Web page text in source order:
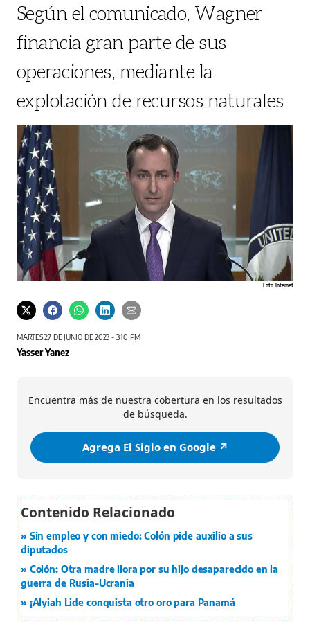
Según el comunicado, Wagner
financia gran parte de sus
operaciones, mediante la
explotación de recursos naturales
Foto: Internet
MARTES 27 DE JUNIO DE 2023 - 3:10 PM
Yasser Yanez
Encuentra más de nuestra cobertura en los resultados
de búsqueda.
Agrega El Siglo en Google ↗️
Sin empleo y con miedo: Colón pide auxilio a sus
diputados
Colón: Otra madre llora por su hijo desaparecido en la
guerra de Rusia-Ucrania
¡Alyiah Lide conquista otro oro para Panamá